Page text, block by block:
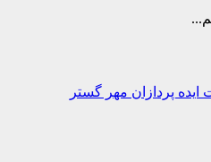
پردازان مهر گستر